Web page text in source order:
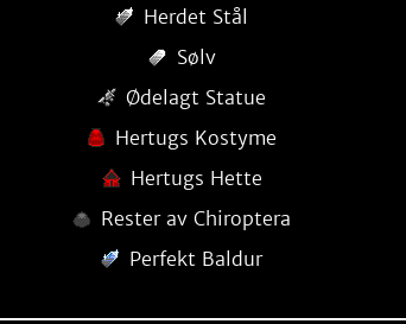
Herdet Stål
Sølv
Ødelagt Statue
Hertugs Kostyme
Hertugs Hette
Rester av Chiroptera
Perfekt Baldur